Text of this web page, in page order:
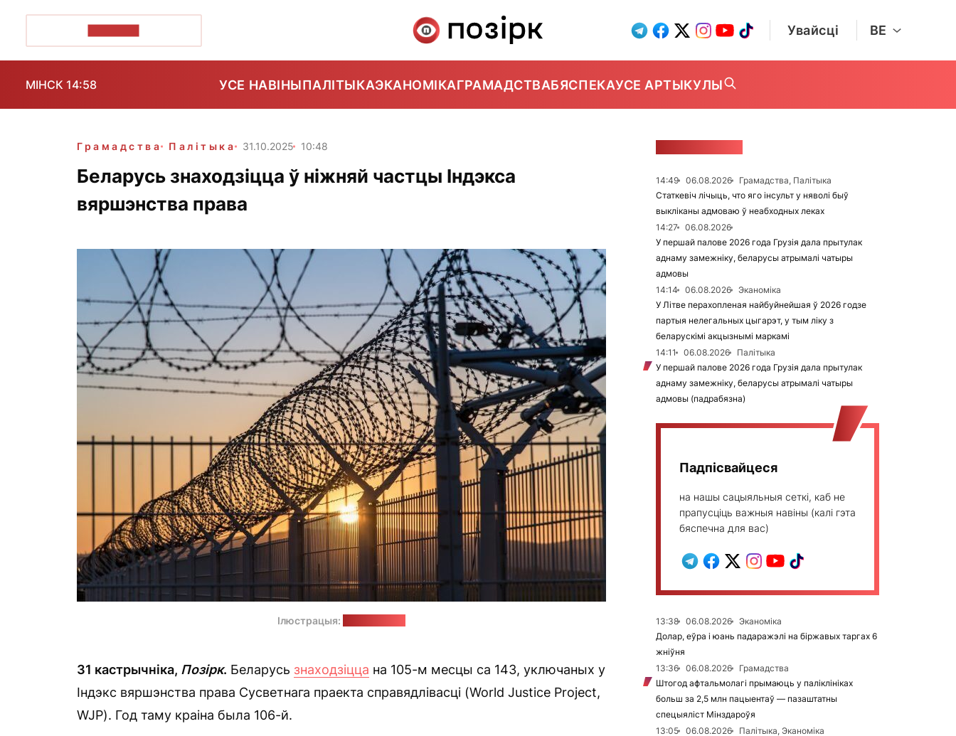
Увайсці BE
МІНСК 14:58 УСЕ НАВІНЫПАЛІТЫКАЭКАНОМІКАГРАМАДСТВАБЯСПЕКАУСЕ АРТЫКУЛЫ
Грамадства Палітыка 31.10.2025 10:48
Беларусь знаходзіцца ў ніжняй частцы Індэкса
вяршэнства права
Ілюстрацыя:
31 кастрычніка, Позірк. Беларусь знаходзіцца на 105-м месцы са 143, уключаных у
Індэкс вяршэнства права Сусветнага праекта справядлівасці (World Justice Project,
WJP). Год таму краіна была 106-й.
14:49 06.08.2026
Грамадства, Палітыка
Статкевіч лічыць, что яго інсульт у няволі быў
выкліканы адмоваю ў неабходных леках
14:27
06.08.2026
У першай палове 2026 года Грузія дала прытулак
аднаму замежніку, беларусы атрымалі чатыры
адмовы
14:14
06.08.2026
Эканоміка
У Літве перахопленая найбуйнейшая ў 2026 годзе
партыя нелегальных цыгарэт, у тым ліку з
беларускімі акцызнымі маркамі
14:11
06.08.2026
Палітыка
У першай палове 2026 года Грузія дала прытулак
аднаму замежніку, беларусы атрымалі чатыры
адмовы (падрабязна)
Падпісвайцеся
на нашы сацыяльныя сеткі, каб не
прапусціць важныя навіны (калі гэта
бяспечна для вас)
13:38 06.08.2026
Эканоміка
Долар, еўра і юань падаражэлі на біржавых таргах 6
жніўня
13:36
06.08.2026
Грамадства
Штогод афтальмолагі прымаюць у паліклініках
больш за 2,5 млн пацыентаў — пазаштатны
спецыяліст Мінздароўя
13:05
06.08.2026
Палітыка, Эканоміка